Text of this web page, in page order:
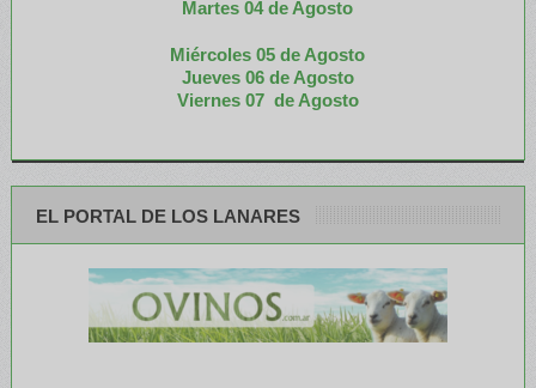
Martes 04 de Agosto
Miércoles 05 de Agosto
Jueves 06 de Agosto
Viernes 07 de Agosto
EL PORTAL DE LOS LANARES